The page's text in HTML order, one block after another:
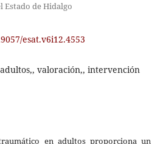
de Hidalgo
esat.v6i12.4553
valoración,, intervención
en adultos proporciona un